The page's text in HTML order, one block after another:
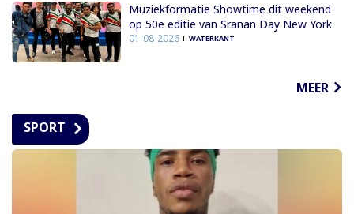
Muziekformatie Showtime dit weekend
op 50e editie van Sranan Day New York
01-08-2026 WATERKANT
MEER
SPORT